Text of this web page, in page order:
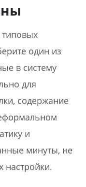
типовых
один из
в систему
для
содержание
и
минуты, не
настройки.